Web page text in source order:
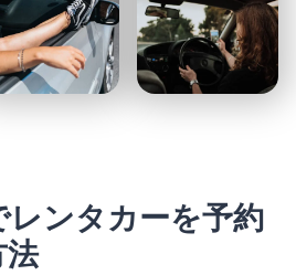
レンタカーを予約
法